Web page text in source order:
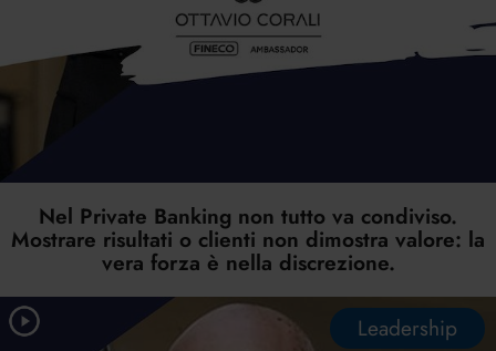
Nel Private Banking non tutto va condiviso.
Mostrare risultati o clienti non dimostra valore: la
vera forza è nella discrezione.
Leadership